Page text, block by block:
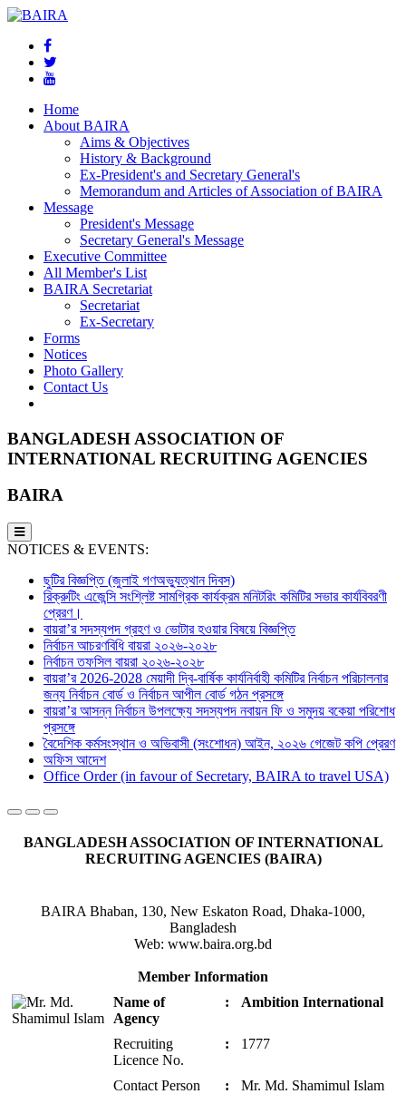
Home
About BAIRA
Aims & Objectives
History & Background
Ex-President's and Secretary General's
Memorandum and Articles of Association of BAIRA
Message
President's Message
Secretary General's Message
Executive Committee
All Member's List
BAIRA Secretariat
Secretariat
Ex-Secretary
Forms
Notices
Photo Gallery
Contact Us
BANGLADESH ASSOCIATION OF
INTERNATIONAL RECRUITING AGENCIES
BAIRA
NOTICES & EVENTS:
ছুটির বিজ্ঞপ্তি (জুলাই গণঅভ্যুত্থান দিবস)
রিক্রুটিং এজেন্সি সংশ্লিষ্ট সামগ্রিক কার্যক্রম মনিটরিং কমিটির সভার কার্যবিবরণী
প্রেরণ।
বায়রা’র সদস্যপদ গ্রহণ ও ভোটার হওয়ার বিষয়ে বিজ্ঞপ্তি
নির্বাচন আচরণবিধি বায়রা ২০২৬-২০২৮
নির্বাচন তফসিল বায়রা ২০২৬-২০২৮
বায়রা’র 2026-2028 মেয়াদী দ্বি-বার্ষিক কার্যনির্বাহী কমিটির নির্বাচন পরিচালনার
জন্য নির্বাচন বোর্ড ও নির্বাচন আপীল বোর্ড গঠন প্রসঙ্গে
বায়রা’র আসন্ন নির্বাচন উপলক্ষ্যে সদস্যপদ নবায়ন ফি ও সমুদয় বকেয়া পরিশোধ
প্রসঙ্গে
বৈদেশিক কর্মসংস্থান ও অভিবাসী (সংশোধন) আইন, ২০২৬ গেজেট কপি প্রেরণ
অফিস আদেশ
Office Order (in favour of Secretary, BAIRA to travel USA)
BANGLADESH ASSOCIATION OF INTERNATIONAL
RECRUITING AGENCIES (BAIRA)
BAIRA Bhaban, 130, New Eskaton Road, Dhaka-1000,
Bangladesh
Web: www.baira.org.bd
Member Information
Name of
Agency
: Ambition International
Recruiting
Licence No.
: 1777
Contact Person :
Mr. Md. Shamimul Islam